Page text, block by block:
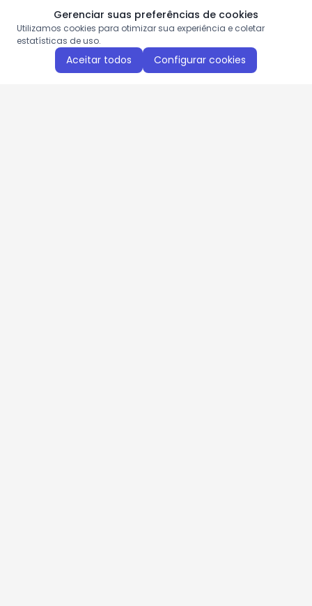
Gerenciar suas preferências de cookies
Utilizamos cookies para otimizar sua experiência e coletar
estatísticas de uso.
Aceitar todos Configurar cookies